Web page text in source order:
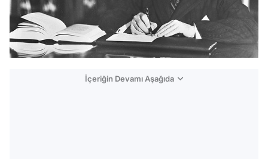
İçeriğin Devamı Aşağıda